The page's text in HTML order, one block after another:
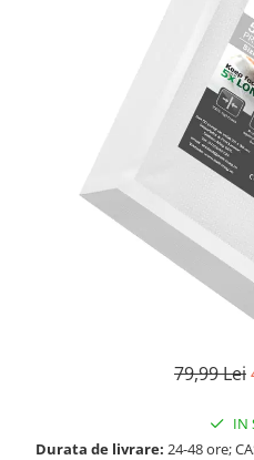
79,99 Lei
IN
Durata de livrare: 24-48 ore;